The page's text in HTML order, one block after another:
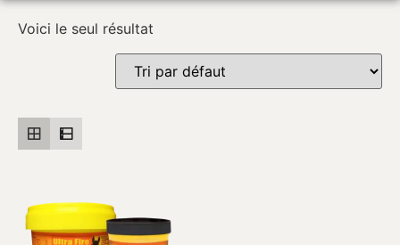
Voici le seul résultat